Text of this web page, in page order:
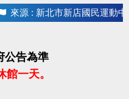
來源 : 新北市新店國民運動中
公告為準
一天。